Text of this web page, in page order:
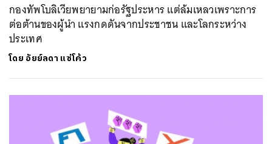
กองทัพโบลิเวียพยายามก่อรัฐประหาร แต่ล้มเหลวเพราะการ
ต่อต้านของผู้นำ แรงกดดันจากประชาชน และโลกระหว่าง
ประเทศ
โดย อัยย์ลดา แซ่โค้ว